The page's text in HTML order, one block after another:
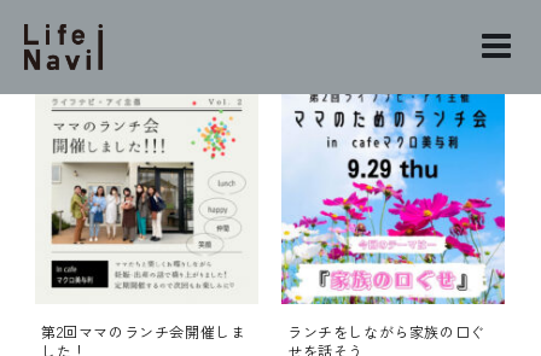
content
第2回ママのランチ会開催しま
した！
ランチをしながら家族の口ぐ
せを話そう